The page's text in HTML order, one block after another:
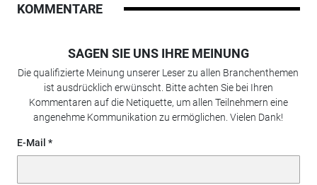
KOMMENTARE
SAGEN SIE UNS IHRE MEINUNG
Die qualifizierte Meinung unserer Leser zu allen Branchenthemen
ist ausdrücklich erwünscht. Bitte achten Sie bei Ihren
Kommentaren auf die Netiquette, um allen Teilnehmern eine
angenehme Kommunikation zu ermöglichen. Vielen Dank!
E-Mail